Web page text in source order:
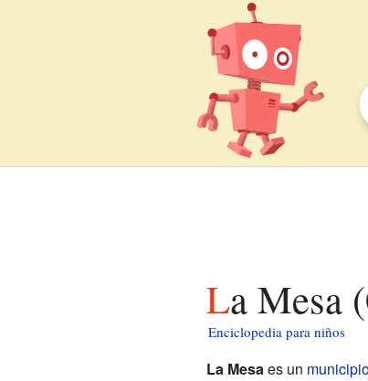
La
Enciclopedia para niños
La Mesaes un